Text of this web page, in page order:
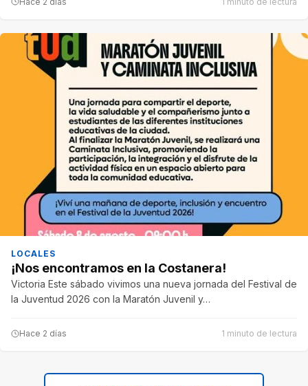
LOCALES
¡Nos encontramos en la Costanera!
Victoria Este sábado vivimos una nueva jornada del Festival de
la Juventud 2026 con la Maratón Juvenil y…
Hace 2 días 1 minuto de lectura